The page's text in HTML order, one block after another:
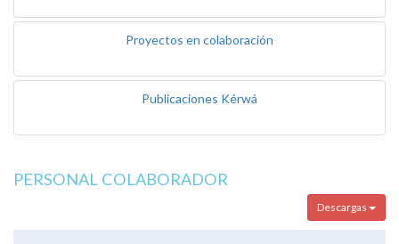
Proyectos en colaboración
Publicaciones Kérwá
PERSONAL COLABORADOR
Descargas